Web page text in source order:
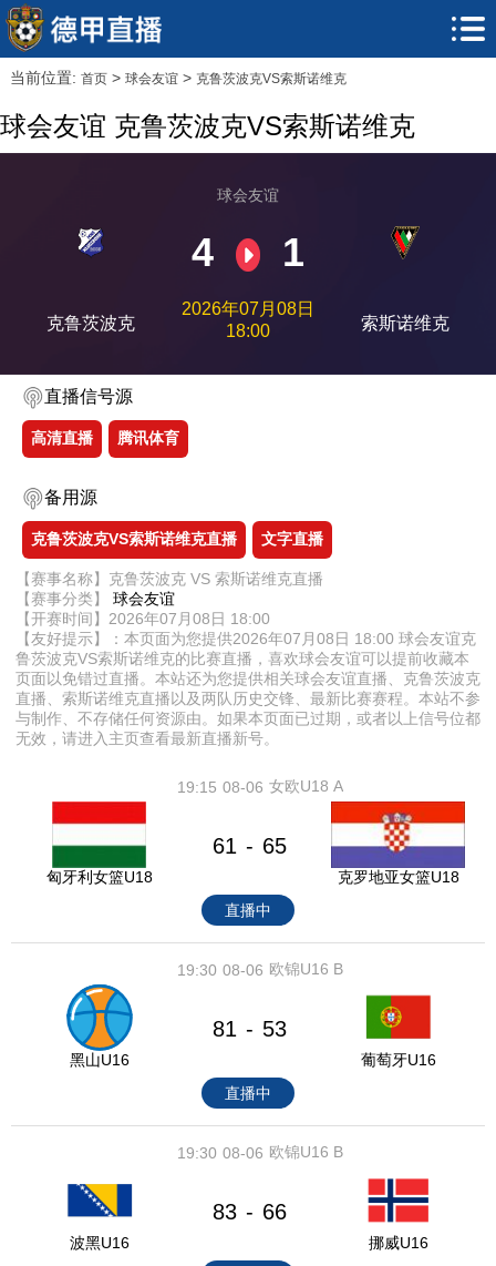
当前位置: 首页> 球会友谊> 克鲁茨波克VS索斯诺维克
球会友谊 克鲁茨波克VS索斯诺维克
克鲁茨波克
球会友谊
4 1
2026年07月08日
18:00
索斯诺维克
直播信号源
高清直播 腾讯体育
备用源
克鲁茨波克VS索斯诺维克直播 文字直播
【赛事名称】克鲁茨波克 VS 索斯诺维克直播
【赛事分类】 球会友谊
【开赛时间】2026年07月08日 18:00
【友好提示】：本页面为您提供2026年07月08日 18:00 球会友谊克
鲁茨波克VS索斯诺维克的比赛直播，喜欢球会友谊可以提前收藏本
页面以免错过直播。本站还为您提供相关球会友谊直播、克鲁茨波克
直播、索斯诺维克直播以及两队历史交锋、最新比赛赛程。本站不参
与制作、不存储任何资源由。如果本页面已过期，或者以上信号位都
无效，请进入主页查看最新直播新号。
08-06
19:15 女欧U18 A
匈牙利女篮U18
61 - 65
克罗地亚女篮U18
直播中
08-06
19:30 欧锦U16 B
黑山U16
81 - 53
葡萄牙U16
直播中
08-06
19:30 欧锦U16 B
波黑U16
83 - 66
挪威U16